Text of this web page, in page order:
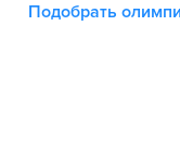
Подобрать